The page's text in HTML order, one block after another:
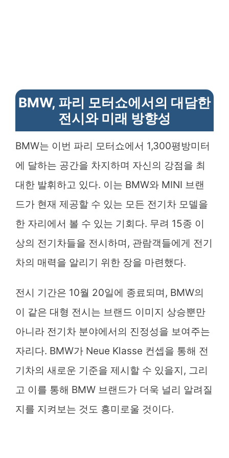
BMW, 파리 모터쇼에서의 대담한
전시와 미래 방향성
BMW는 이번 파리 모터쇼에서 1,300평방미터
에 달하는 공간을 차지하며 자신의 강점을 최
대한 발휘하고 있다. 이는 BMW와 MINI 브랜
드가 현재 제공할 수 있는 모든 전기차 모델을
한 자리에서 볼 수 있는 기회다. 무려 15종 이
상의 전기차들을 전시하며, 관람객들에게 전기
차의 매력을 알리기 위한 장을 마련했다.
전시 기간은 10월 20일에 종료되며, BMW의
이 같은 대형 전시는 브랜드 이미지 상승뿐만
아니라 전기차 분야에서의 진정성을 보여주는
자리다. BMW가 Neue Klasse 컨셉을 통해 전
기차의 새로운 기준을 제시할 수 있을지, 그리
고 이를 통해 BMW 브랜드가 더욱 널리 알려질
지를 지켜보는 것도 흥미로울 것이다.